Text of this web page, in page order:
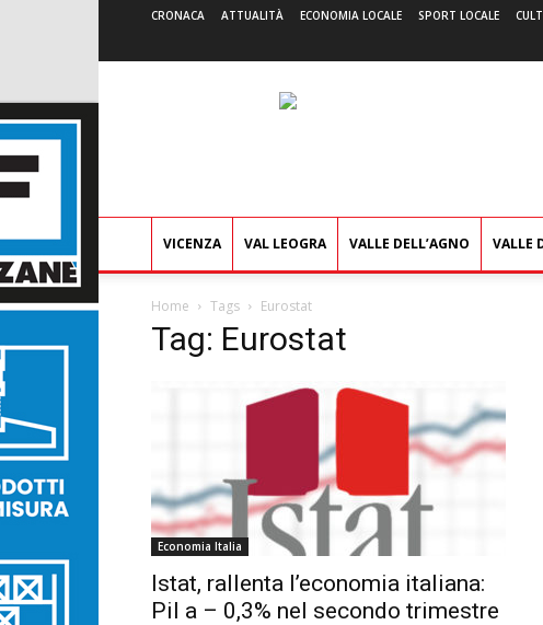
CRONACA ATTUALITÀ ECONOMIA LOCALE SPORT LOCALE
VICENZA VAL LEOGRA VALLE DELL’AGNO VALLE
Home Tags Eurostat
Tag: Eurostat
Economia Italia
Istat, rallenta l’economia italiana:
Pil a – 0,3% nel secondo trimestre